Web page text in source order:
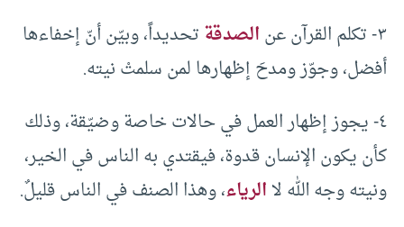
٣- تكلم القرآن عن
الصدقةتحديداً، وبيّن أنّ إخفاءها
أفضل، وجوّز ومدحَ إظهارها لمن سلمتْ نيته.
٤- يجوز إظهار العمل في حالات خاصة وضيّقة، وذلك
كأن يكون الإنسان قدوة، فيقتدي به الناس في الخير،
ونيته وجه الله لاالرياء، وهذا الصنف في الناس قليلٌ.